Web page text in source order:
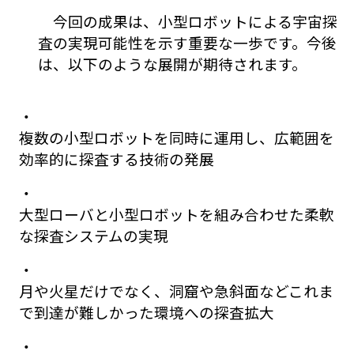
今回の成果は、小型ロボットによる宇宙探
査の実現可能性を示す重要な一歩です。今後
は、以下のような展開が期待されます。
・
複数の小型ロボットを同時に運用し、広範囲を
効率的に探査する技術の発展
・
大型ローバと小型ロボットを組み合わせた柔軟
な探査システムの実現
・
月や火星だけでなく、洞窟や急斜面などこれま
で到達が難しかった環境への探査拡大
・